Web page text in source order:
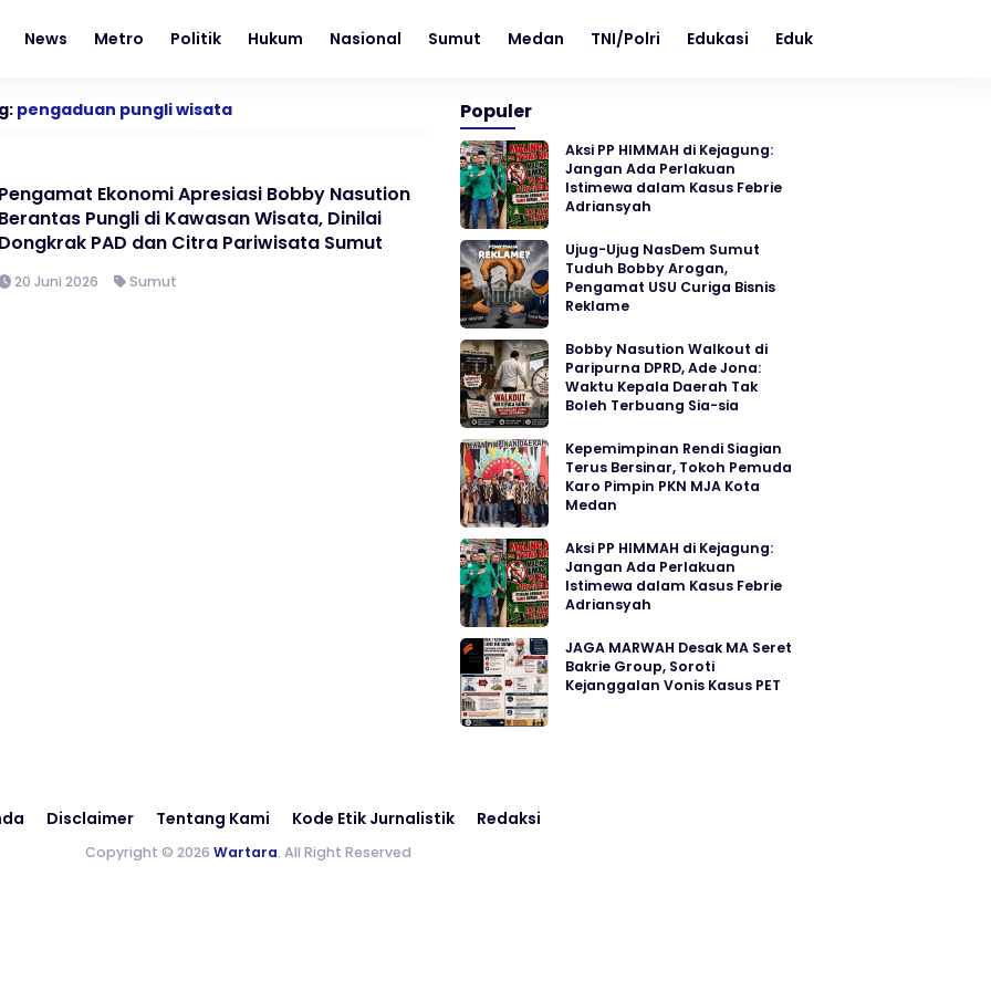
News Metro Politik Hukum Nasional Sumut Medan TNI/Polri Edukasi Edukasi
pengaduan pungli wisata
Ekonomi Apresiasi Bobby Nasution
Pungli di Kawasan Wisata, Dinilai
PAD dan Citra Pariwisata Sumut
20 Juni 2026 Sumut
Populer
Aksi PP HIMMAH di Kejagung:
Jangan Ada Perlakuan
Istimewa dalam Kasus Febrie
Adriansyah
Ujug-Ujug NasDem Sumut
Tuduh Bobby Arogan,
Pengamat USU Curiga Bisnis
Reklame
Bobby Nasution Walkout di
Paripurna DPRD, Ade Jona:
Waktu Kepala Daerah Tak
Boleh Terbuang Sia-sia
Kepemimpinan Rendi Siagian
Terus Bersinar, Tokoh Pemuda
Karo Pimpin PKN MJA Kota
Medan
Aksi PP HIMMAH di Kejagung:
Jangan Ada Perlakuan
Istimewa dalam Kasus Febrie
Adriansyah
JAGA MARWAH Desak MA Seret
Bakrie Group, Soroti
Kejanggalan Vonis Kasus PET
Disclaimer Tentang Kami Kode Etik Jurnalistik Redaksi
Copyright © 2026 Wartara. All Right Reserved